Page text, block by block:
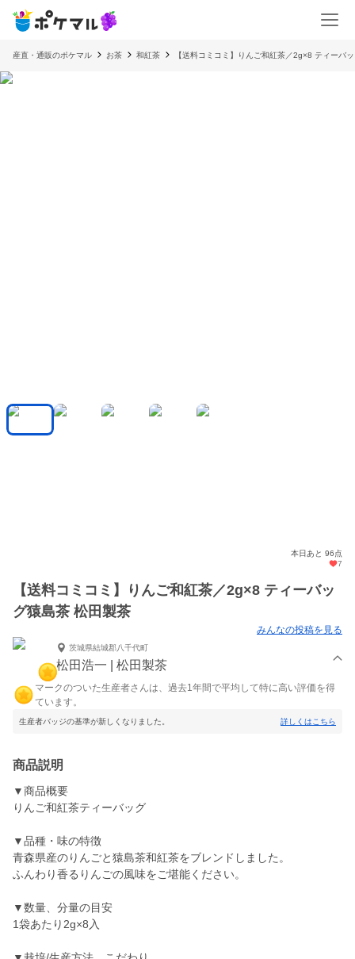
産直・通販のポケマル お茶 和紅茶 【送料コミコミ】りんご和紅茶／2g×8 ティーバ
本日あと 96点
7
【送料コミコミ】りんご和紅茶／2g×8 ティーバッ
グ猿島茶 松田製茶
みんなの投稿を見る
茨城県結城郡八千代町
松田浩一 | 松田製茶
マークのついた生産者さんは、過去1年間で平均して特に高い評価を得
ています。
生産者バッジの基準が新しくなりました。 詳しくはこちら
商品説明
▼商品概要
りんご和紅茶ティーバッグ
▼品種・味の特徴
青森県産のりんごと猿島茶和紅茶をブレンドしました。
ふんわり香るりんごの風味をご堪能ください。
▼数量、分量の目安
1袋あたり2g×8入